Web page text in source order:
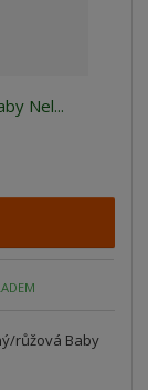
Nel...
růžová Baby